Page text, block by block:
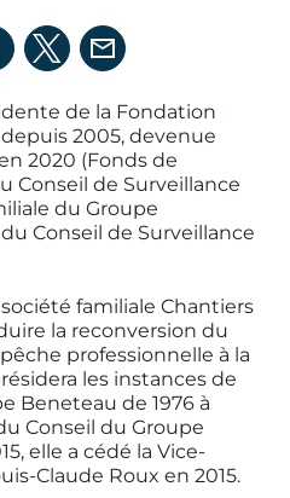
de la Fondation
2005, devenue
2020 (Fonds de
Conseil de Surveillance
du Groupe
Conseil de Surveillance
familiale Chantiers
la reconversion du
professionnelle à la
les instances de
Beneteau de 1976 à
Conseil du Groupe
elle a cédé la Vice-
Claude Roux en 2015.